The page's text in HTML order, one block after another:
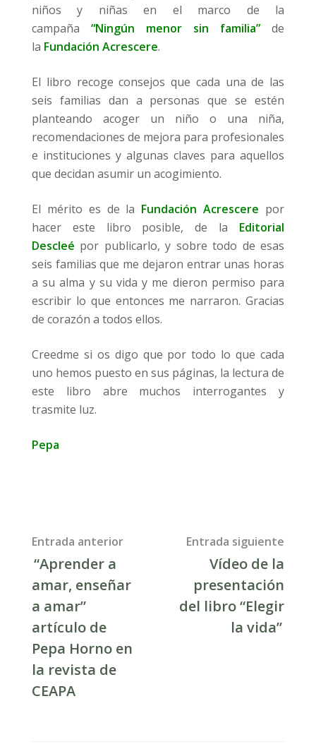
niños y niñas en el marco de la
campaña “Ningún menor sin familia” de
la Fundación Acrescere.
El libro recoge consejos que cada una de las
seis familias dan a personas que se estén
planteando acoger un niño o una niña,
recomendaciones de mejora para profesionales
e instituciones y algunas claves para aquellos
que decidan asumir un acogimiento.
El mérito es de la Fundación Acrescere por
hacer este libro posible, de la Editorial
Descleé por publicarlo, y sobre todo de esas
seis familias que me dejaron entrar unas horas
a su alma y su vida y me dieron permiso para
escribir lo que entonces me narraron. Gracias
de corazón a todos ellos.
Creedme si os digo que por todo lo que cada
uno hemos puesto en sus páginas, la lectura de
este libro abre muchos interrogantes y
trasmite luz.
Pepa
Post
navigation
Entrada anterior
“Aprender a
amar, enseñar
a amar”
artículo de
Pepa Horno en
la revista de
CEAPA
Entrada siguiente
Vídeo de la
presentación
del libro “Elegir
la vida”